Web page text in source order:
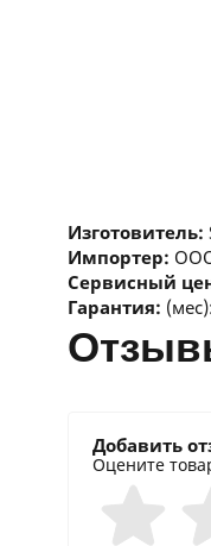
Изготовитель:
Импортер:
Сервисный
Гарантия:
Добавить
Оцените